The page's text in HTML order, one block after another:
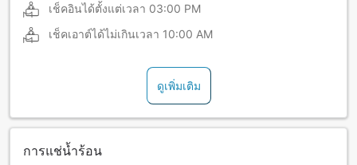
เช็คอินได้ตั้งแต่เวลา 03:00 PM
เช็คเอาต์ได้ไม่เกินเวลา 10:00 AM
ดูเพิ่มเติม
การแช่น้ำร้อน